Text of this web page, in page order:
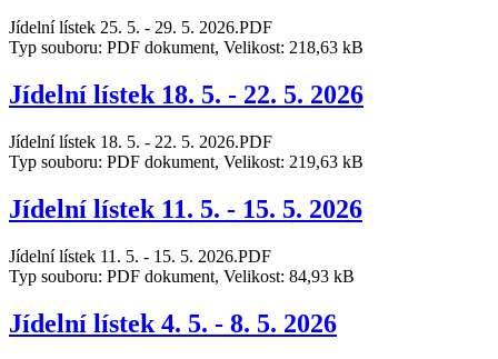
Jídelní lístek 25. 5. - 29. 5. 2026.PDF
Typ souboru: PDF dokument, Velikost: 218,63 kB
Jídelní lístek 18. 5. - 22. 5. 2026
Jídelní lístek 18. 5. - 22. 5. 2026.PDF
Typ souboru: PDF dokument, Velikost: 219,63 kB
Jídelní lístek 11. 5. - 15. 5. 2026
Jídelní lístek 11. 5. - 15. 5. 2026.PDF
Typ souboru: PDF dokument, Velikost: 84,93 kB
Jídelní lístek 4. 5. - 8. 5. 2026